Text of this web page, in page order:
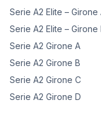
Serie A2 Elite – Girone
Serie A2 Elite – Girone
Serie A2 Girone A
Serie A2 Girone B
Serie A2 Girone C
Serie A2 Girone D